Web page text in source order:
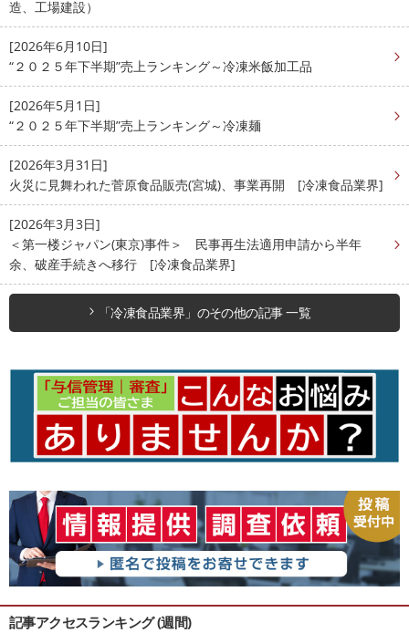
造、工場建設）
[2026年6月10日]
“２０２５年下半期”売上ランキング～冷凍米飯加工品
[2026年5月1日]
“２０２５年下半期”売上ランキング～冷凍麺
[2026年3月31日]
火災に見舞われた菅原食品販売(宮城)、事業再開 [冷凍食品業界]
[2026年3月3日]
＜第一楼ジャパン(東京)事件＞ 民事再生法適用申請から半年
余、破産手続きへ移行 [冷凍食品業界]
「冷凍食品業界」のその他の記事 一覧
記事アクセスランキング (週間)